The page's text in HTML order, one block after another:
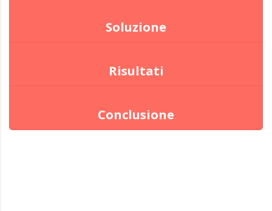
Soluzione
Risultati
Conclusione